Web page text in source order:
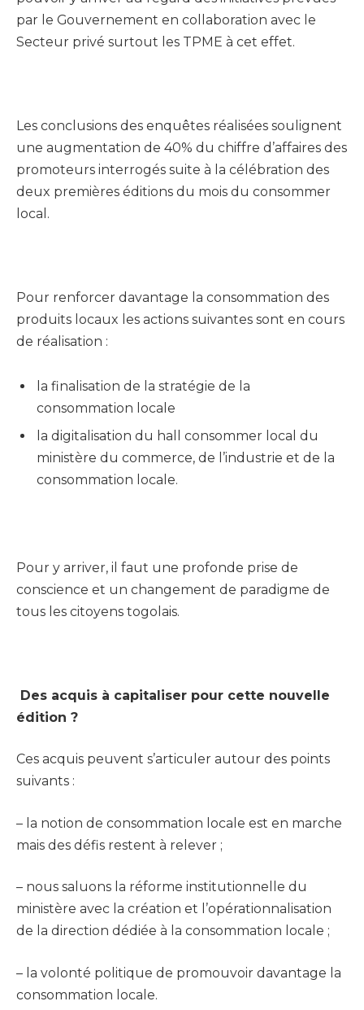
par le Gouvernement en collaboration avec le
Secteur privé surtout les TPME à cet effet.
Les conclusions des enquêtes réalisées soulignent
une augmentation de 40% du chiffre d’affaires des
promoteurs interrogés suite à la célébration des
deux premières éditions du mois du consommer
local.
Pour renforcer davantage la consommation des
produits locaux les actions suivantes sont en cours
de réalisation :
la finalisation de la stratégie de la
consommation locale
la digitalisation du hall consommer local du
ministère du commerce, de l’industrie et de la
consommation locale.
Pour y arriver, il faut une profonde prise de
conscience et un changement de paradigme de
tous les citoyens togolais.
Des acquis à capitaliser pour cette nouvelle
édition ?
Ces acquis peuvent s’articuler autour des points
suivants :
– la notion de consommation locale est en marche
mais des défis restent à relever ;
– nous saluons la réforme institutionnelle du
ministère avec la création et l’opérationnalisation
de la direction dédiée à la consommation locale ;
– la volonté politique de promouvoir davantage la
consommation locale.